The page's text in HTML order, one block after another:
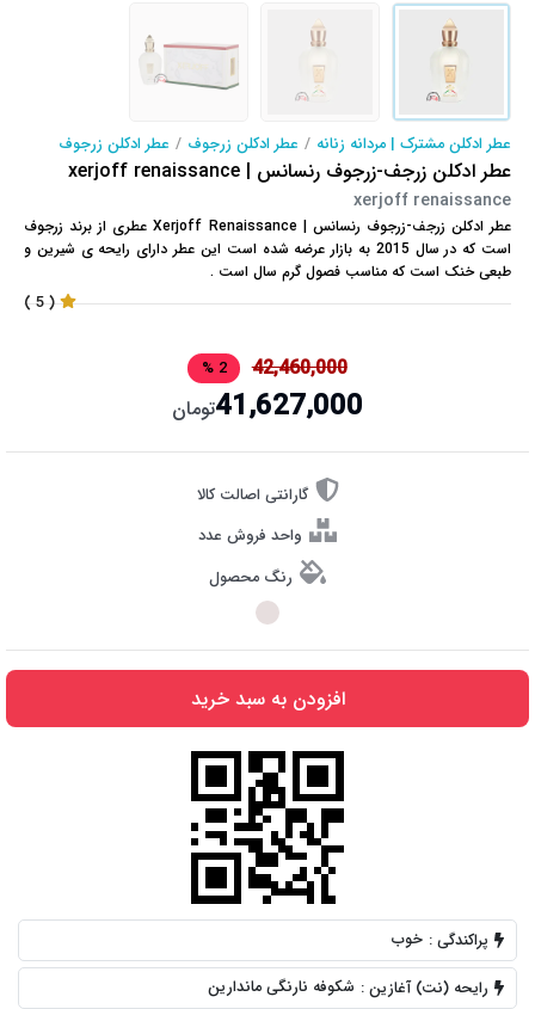
عطر ادکلن مشترک | مردانه زنانه / عطر ادکلن زرجوف / عطر ادکلن زرجوف
عطر ادکلن زرجف-زرجوف رنسانس | xerjoff renaissance
xerjoff renaissance
عطر ادکلن زرجف-زرجوف رنسانس | Xerjoff Renaissance عطری از برند زرجوف
است که در سال 2015 به بازار عرضه شده است این عطر دارای رایحه ی شیرین و
طبعی خنک است که مناسب فصول گرم سال است .
( 5 )
42,460,000
2 %
41,627,000تومان
گارانتی اصالت کالا
واحد فروش عدد
رنگ محصول
افزودن به سبد خرید
پراکندگی : خوب
رایحه (نت) آغازین : شکوفه نارنگی ماندارین